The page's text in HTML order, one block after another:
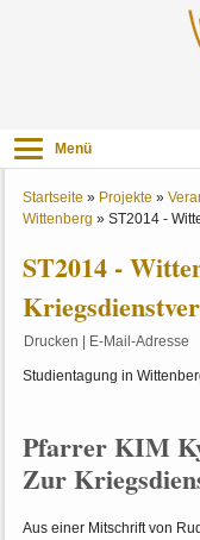
Menü
Startseite » Projekte »
Wittenberg »ST2014 -
ST2014 -
Drucken E-Mail-Adresse
Studientagung in
Pfarrer KIM
Zur
Aus einer Mitschrift von